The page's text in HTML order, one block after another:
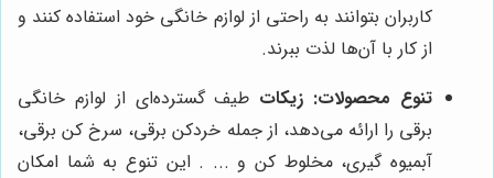
کاربران بتوانند به راحتی از لوازم خانگی خود استفاده کنند و
از کار با آن‌ها لذت ببرند.
تنوع محصولات: زیکات طیف گسترده‌ای از لوازم خانگی
برقی را ارائه می‌دهد، از جمله خردکن برقی، سرخ کن برقی،
آبمیوه گیری، مخلوط کن و ... . این تنوع به شما امکان